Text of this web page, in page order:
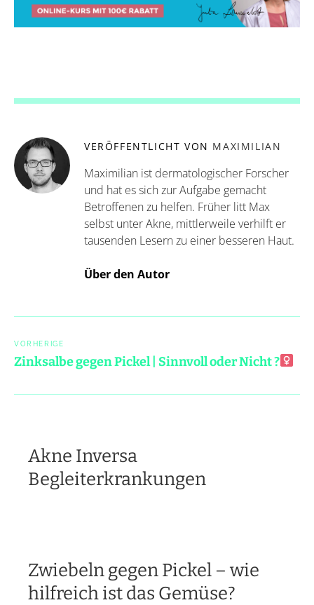
VERÖFFENTLICHT VON MAXIMILIAN
Maximilian ist dermatologischer Forscher
und hat es sich zur Aufgabe gemacht
Betroffenen zu helfen. Früher litt Max
selbst unter Akne, mittlerweile verhilft er
tausenden Lesern zu einer besseren Haut.
Über den Autor
navigation
VORHERIGE
Zinksalbe gegen Pickel | Sinnvoll oder Nicht ?‍
Akne Inversa
Begleiterkrankungen
Zwiebeln gegen Pickel – wie
hilfreich ist das Gemüse?